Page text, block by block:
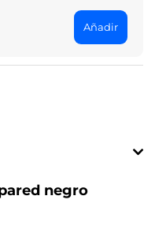
Añadir
negro